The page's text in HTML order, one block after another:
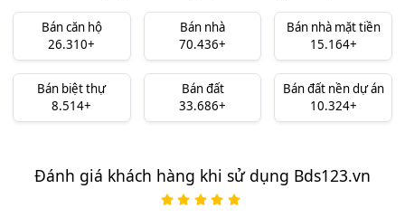
Bán căn hộ
26.310+
Bán nhà
70.436+
Bán nhà mặt tiền
15.164+
Bán biệt thự
8.514+
Bán đất
33.686+
Bán đất nền dự án
10.324+
Đánh giá khách hàng khi sử dụng Bds123.vn